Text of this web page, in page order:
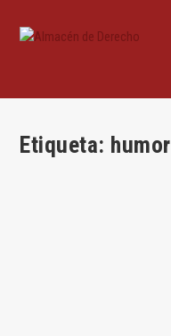
Etiqueta: humor